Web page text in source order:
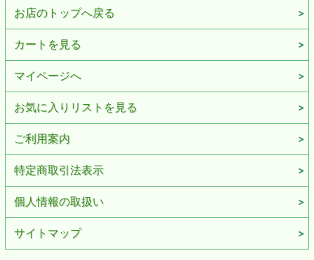
お店のトップへ戻る
カートを見る
マイページへ
お気に入りリストを見る
ご利用案内
特定商取引法表示
個人情報の取扱い
サイトマップ